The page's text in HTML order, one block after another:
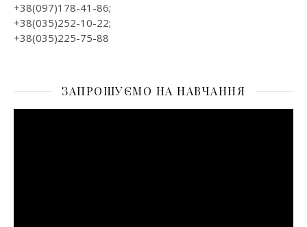
+38(097)178-41-86;
+38(035)252-10-22;
+38(035)225-75-88
ЗАПРОШУЄМО НА НАВЧАННЯ